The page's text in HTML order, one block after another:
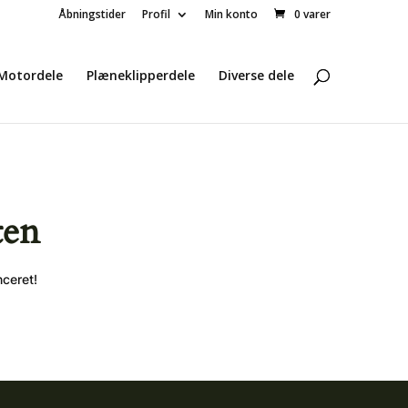
Åbningstider Profil Min konto 0 varer
Plæneklipperdele Diverse dele